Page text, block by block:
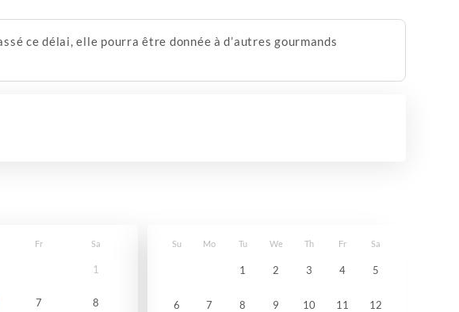
ce délai, elle pourra être donnée à d’autres gourmands
Fr Sa
1
7 8
Su Mo Tu We Th Fr Sa
1 2 3 4 5
6 7 8 9 10 11 12